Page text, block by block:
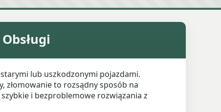
lub uszkodzonymi pojazdami.
złomowanie to rozsądny sposób na
i bezproblemowe rozwiązania z